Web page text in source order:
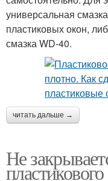
универсальная
пластиковых окон,
смазка WD-40.
читать дальше →
Не